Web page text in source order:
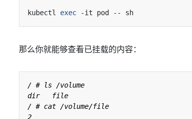
kubectl exec
那么你就能够查看已挂载的内容：